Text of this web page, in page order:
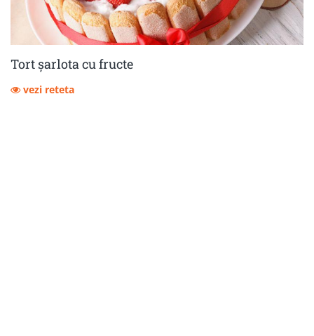
Tort șarlota cu fructe
vezi reteta